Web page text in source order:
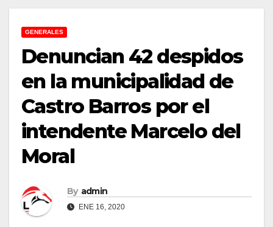
GENERALES
Denuncian 42 despidos
en la municipalidad de
Castro Barros por el
intendente Marcelo del
Moral
By admin
ENE 16, 2020